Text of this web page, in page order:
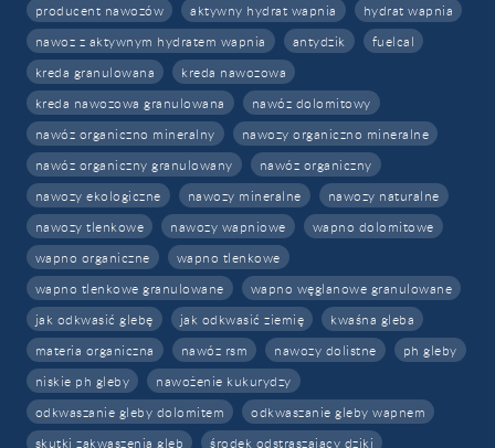
producent nawozów aktywny hydrat wapnia
hydrat wapnia
nawoz z aktywnym hydratem wapnia
antydzik
fuelcal
kreda granulowana
kreda nawozowa
kreda nawozowa granulowana
nawóz dolomitowy
nawóz organiczno mineralny
nawozy organiczno mineralne
nawóz organiczny granulowany
nawóz organiczny
nawozy ekologiczne
nawozy mineralne
nawozy naturalne
nawozy tlenkowe
nawozy wapniowe
wapno dolomitowe
wapno organiczne
wapno tlenkowe
wapno tlenkowe granulowane
wapno węglanowe granulowane
jak odkwasić glebę
jak odkwasić ziemię
kwaśna gleba
materia organiczna
nawóz rsm nawozy dolistne
ph gleby
niskie ph gleby
nawożenie kukurydzy
odkwaszanie gleby dolomitem
odkwaszanie gleby wapnem
skutki zakwaszenia gleb
środek odstraszający dziki